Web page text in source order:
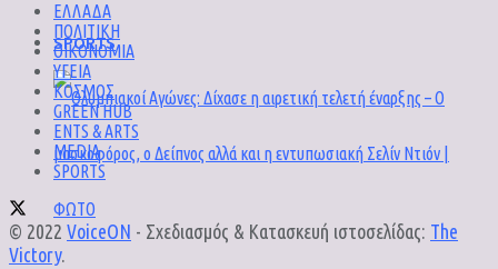
SPORTS
ΕΛΛΑΔΑ
ΠΟΛΙΤΙΚΗ
ΟΙΚΟΝΟΜΙΑ
ΥΓΕΙΑ
ΚΟΣΜΟΣ
GREEN HUB
ENTS & ARTS
MEDIA
SPORTS
© 2022 VoiceON - Σχεδιασμός & Κατασκευή ιστοσελίδας: The
Victory.